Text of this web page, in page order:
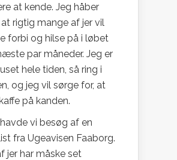
at kende. Jeg håber
rigtig mange af jer vil
forbi og hilse på i løbet
par måneder. Jeg er
hele tiden, så ring i
og jeg vil sørge for, at
på kanden.
vi besøg af en
fra Ugeavisen Faaborg.
jer har måske set